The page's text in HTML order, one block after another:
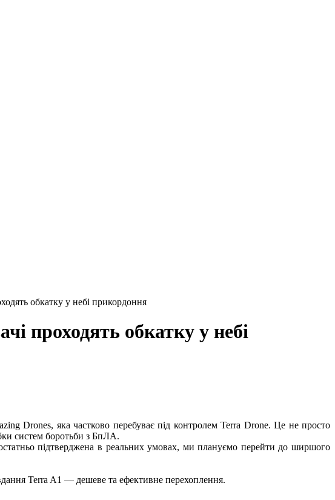
обкатку у небі прикордоння
проходять обкатку у небі
Drones, яка частково перебуває під контролем Terra Drone. Це не просто
систем боротьби з БпЛА.
підтверджена в реальних умовах, ми плануємо перейти до ширшого
Terra A1 — дешеве та ефективне перехоплення.